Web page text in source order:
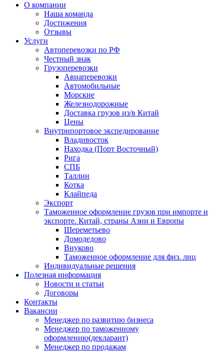
О компании
Наша команда
Достижения
Отзывы
Услуги
Автоперевозки по РФ
Честный знак
Грузоперевозки
Авиаперевозки
Автомобильные
Морские
Железнодорожные
Доставка грузов из/в Китай
Цены
Внутрипортовое экспедирование
Владивосток
Находка (Порт Восточный)
Рига
СПБ
Таллин
Котка
Клайпеда
Экспорт
Таможенное оформление грузов при импорте и
экспорте. Китай, страны Азии и Европы
Шереметьево
Домодедово
Внуково
Таможенное оформление для физ. лиц
Индивидуальные решения
Полезная информация
Новости и статьи
Договоры
Контакты
Вакансии
Менеджер по развитию бизнеса
Менеджер по таможенному
оформлению(декларант)
Менеджер по продажам